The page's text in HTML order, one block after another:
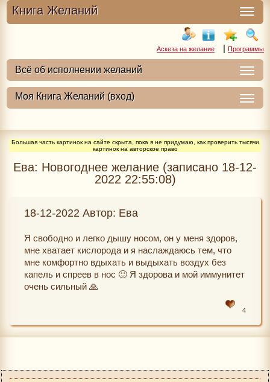
Книга Желаний
Аскеза на желание | Программы
Большая часть картинок на сайте скрыта, пока я не придумаю, как проверить тысячи
картинок на авторское право
Ева: Новогоднее желание (записано 18-12-
2022 22:55:08)
18-12-2022 Автор: Ева
Я свободно и легко дышу носом, он у меня здоров,
мне хватает кислорода и я наслаждаюсь тем, что
мне комфортно вдыхать и выдыхать воздух без
капель и спреев в нос 🙂 Я здорова и мой иммунитет
очень сильный 🙏
4